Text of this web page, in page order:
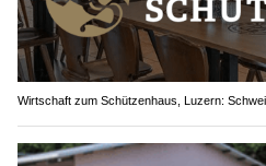
Wirtschaft zum Schützenhaus, Luzern: